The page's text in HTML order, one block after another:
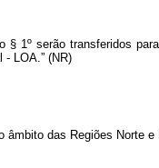
1º serão transferidos
LOA.” (NR)
das Regiões Norte e